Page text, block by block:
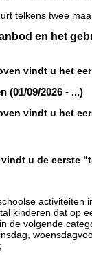
telkens twee
en het
vindt u het
(01/09/2026 - ...)
vindt u het
u de eerste
kinderen dat op
de volgende